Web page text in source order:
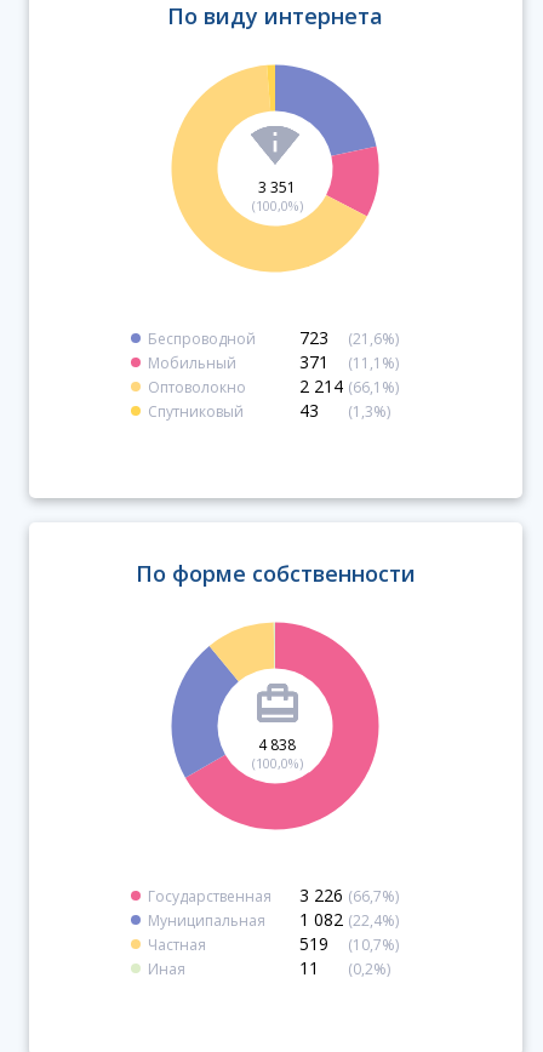
По виду интернета
Беспроводной 723
(21,6%)
Мобильный
371
(11,1%)
Оптоволокно
2 214 (66,1%)
Спутниковый
43 (1,3%)
3 351
(100,0%)
По форме собственности
Государственная 3 226 (66,7%)
Муниципальная
1 082 (22,4%)
Частная
519
(10,7%)
Иная
11 (0,2%)
4 838
(100,0%)